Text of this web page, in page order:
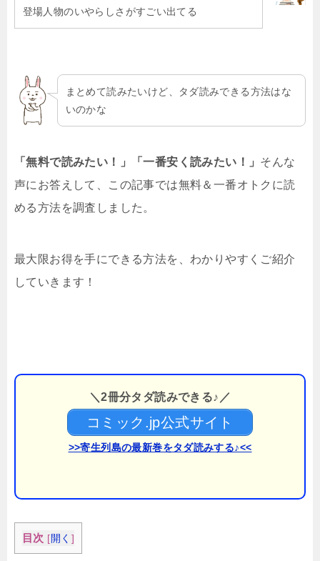
登場人物のいやらしさがすごい出てる
まとめて読みたいけど、タダ読みできる方法はな
いのかな
「無料で読みたい！」「一番安く読みたい！」 そんな
声にお答えして、この記事では無料＆一番オトクに読
める方法を調査しました。
最大限お得を手にできる方法を、わかりやすくご紹介
していきます！
＼2冊分タダ読みできる♪／
コミック.jp公式サイト
>>寄生列島の最新巻をタダ読みする♪<<
目次 [開く ]